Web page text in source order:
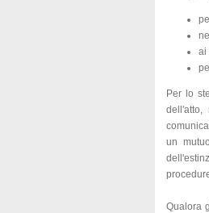
ai
Per lo
dell'atto,
un
Qualora